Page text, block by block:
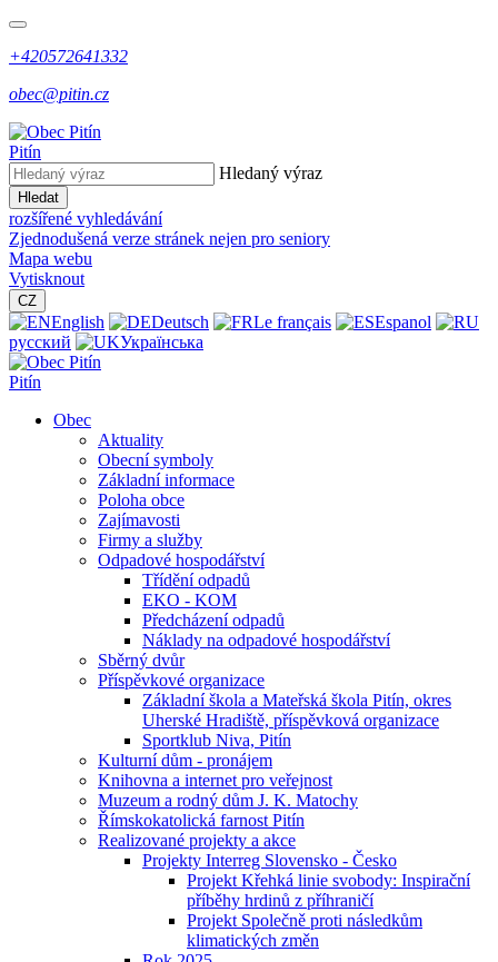
+420572641332
obec@pitin.cz
Pitín
Hledaný výraz
Hledat
rozšířené vyhledávání
Zjednodušená verze stránek nejen pro seniory
Mapa webu
Vytisknout
CZ
English Deutsch Le français
Espanol
русский
Українська
Pitín
Obec
Aktuality
Obecní symboly
Základní informace
Poloha obce
Zajímavosti
Firmy a služby
Odpadové hospodářství
Třídění odpadů
EKO - KOM
Předcházení odpadů
Náklady na odpadové hospodářství
Sběrný dvůr
Příspěvkové organizace
Základní škola a Mateřská škola Pitín, okres
Uherské Hradiště, příspěvková organizace
Sportklub Niva, Pitín
Kulturní dům - pronájem
Knihovna a internet pro veřejnost
Muzeum a rodný dům J. K. Matochy
Římskokatolická farnost Pitín
Realizované projekty a akce
Projekty Interreg Slovensko - Česko
Projekt Křehká linie svobody: Inspirační
příběhy hrdinů z příhraničí
Projekt Společně proti následkům
klimatických změn